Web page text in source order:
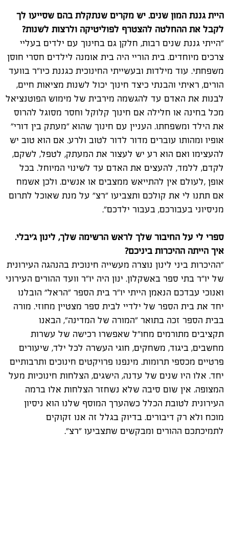
היית גננת המון שנים. יש מקרים שנתקלת בהם שסייעו לך
לקבל את ההחלטה להצטרף לפוליטיקה ולרצות לשנות?
"הייתי גננת שנים רבות, חלקן גם בחינוך עם ילדים בעליי
צרכים מיוחדים. בית הוריי היה בית אומנה לילדים חסרי חוסן
משפחתי. עוד מילדות ובעשייתי החינוכית כגננת כיו"ר בוועד
הורים, ראיתי והבנתי כיצד חינוך יכול לשנות מציאות חיים,
לבנות את האדם עד להגשמה מירבית של מימוש הפוטנציאל
מכל בחינה או חלילה אם חינוך קלוקל וחסר מסוגל להרוס
את הילד ומשפחתו. העניין עם חינוך שהוא "מעתק בין דורי"
אופיו ומהותו עוברים מדור לדור לטוב ולרע. אם הוא טוב יש
להעצימו ואם הוא רע יש לעצור את המעתק, לטפל, לשקם,
לקדם, ללמד, להעצים את האדם עד לשינוי המיוחל. בכל
אופן ,לעולם אין להתייאש ממצבים או אנשים. ולכן אשמח
אם תתנו לי את קולכם ותצביעו "רצ" על מנת שאוכל לתרום
מניסיוני בעבורכם, בעבור ילדכם".
ספרי לי על החיבור שלך לראש הרשימה שלך, לינון ג'יבלי.
איך הייתה ההיכרות ביניכם?
"ההיכרות ביני לינון נוצרה מעשייה חינוכית בהנהגה העירונית
של יו"ר בתי ספר באשקלון. ינון היה יו"ר וועד ההורים העירוני
ואנוכי עבדכם הנאמן הייתי יו"ר בית הספר "הראל" הובלנו
יחד את בית הספר של ילדיי לבית ספר מצטיין מחוזי. מורה
בבית הספר זכה בתואר "המורה של המדינה", הבאנו
תקציבים מתורמים מחו"ל שאפשרו רכישה של עשרות
מחשבים, ביגוד, משחקים, חוגי העשרה לכל ילד, שיעורים
פרטיים מכספי תרומות. מינפנו פרויקטים חינוכים ותרבותיים
יחד. אלו היו שנים של עדנה, הישגים, הצלחות חינוכיות מעל
המצופה. אין שום סיבה שלא נשחזר הצלחות אלו ברמה
העירונית לטובת הכלל כשהערך המוסף שלנו הוא ניסיון
מוכח ולא רק דיבורים. בדיוק בגלל זה אנו זקוקים
לתמיכתכם ההורים ומבקשים שתצביעו "רצ".